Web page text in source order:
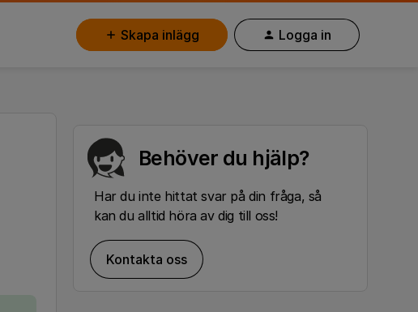
Skapa inlägg Logga in
Behöver du hjälp?
Har du inte hittat svar på din fråga, så
kan du alltid höra av dig till oss!
Kontakta oss